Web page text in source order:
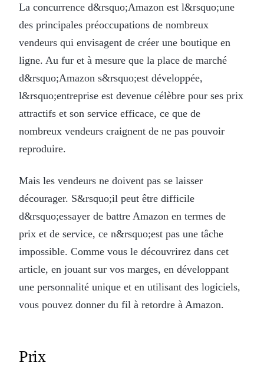
La concurrence d&rsquo;Amazon est l&rsquo;une
des principales préoccupations de nombreux
vendeurs qui envisagent de créer une boutique en
ligne. Au fur et à mesure que la place de marché
d&rsquo;Amazon s&rsquo;est développée,
l&rsquo;entreprise est devenue célèbre pour ses prix
attractifs et son service efficace, ce que de
nombreux vendeurs craignent de ne pas pouvoir
reproduire.
Mais les vendeurs ne doivent pas se laisser
décourager. S&rsquo;il peut être difficile
d&rsquo;essayer de battre Amazon en termes de
prix et de service, ce n&rsquo;est pas une tâche
impossible. Comme vous le découvrirez dans cet
article, en jouant sur vos marges, en développant
une personnalité unique et en utilisant des logiciels,
vous pouvez donner du fil à retordre à Amazon.
Prix